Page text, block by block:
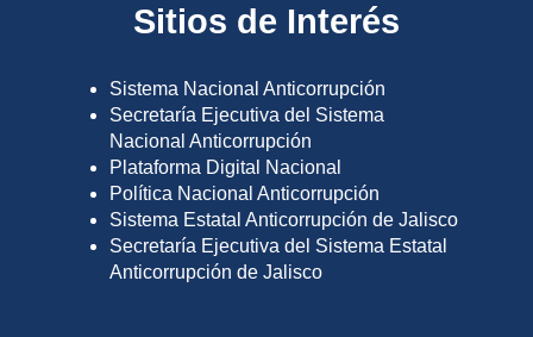
Sitios de Interés
Sistema Nacional Anticorrupción
Secretaría Ejecutiva del Sistema
Nacional Anticorrupción
Plataforma Digital Nacional
Política Nacional Anticorrupción
Sistema Estatal Anticorrupción de Jalisco
Secretaría Ejecutiva del Sistema Estatal
Anticorrupción de Jalisco